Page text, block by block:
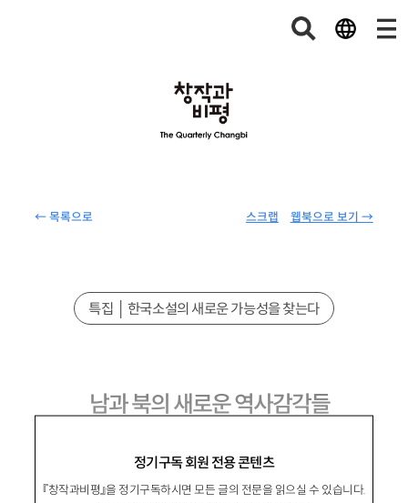
← 목록으로 웹북으로 보기 →
스크랩
정기구독 회원 전용 콘텐츠
『창작과비평』을 정기구독하시면 모든 글의 전문을 읽으실 수 있습니다.
특집 │ 한국소설의 새로운 가능성을 찾는다
남과 북의 새로운 역사감각들